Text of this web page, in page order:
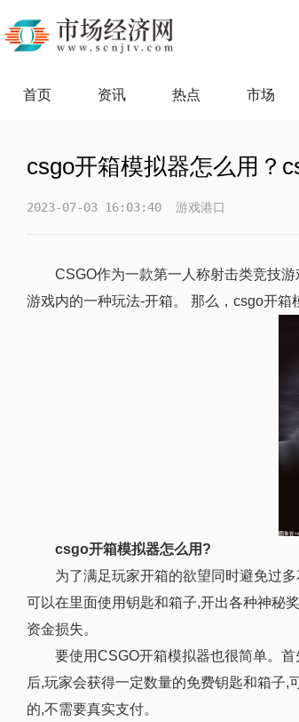
首页 资讯 热点 市场
csgo开箱模拟器怎么用？
2023-07-03 16:03:40 游戏港口
CSGO作为一款第一人称射击类竞技
游戏内的一种玩法-开箱。 那么，csgo开
csgo开箱模拟器怎么用?
为了满足玩家开箱的欲望同时避免过
可以在里面使用钥匙和箱子,开出各种神秘
资金损失。
要使用CSGO开箱模拟器也很简单。
后,玩家会获得一定数量的免费钥匙和箱子
的,不需要真实支付。